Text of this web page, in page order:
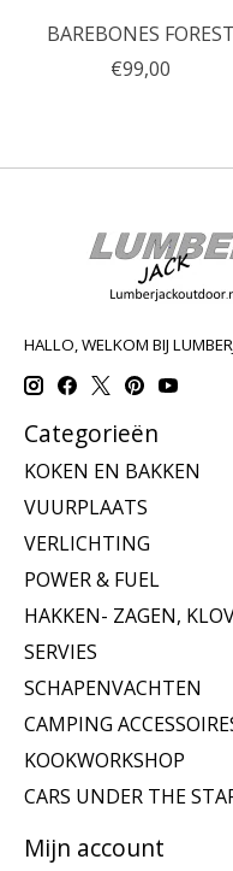
BAREBONES FOREST
€99,00
HALLO, WELKOM BIJ
Categorieën
KOKEN EN BAKKEN
VUURPLAATS
VERLICHTING
POWER & FUEL
HAKKEN- ZAGEN,
SERVIES
SCHAPENVACHTEN
CAMPING
KOOKWORKSHOP
CARS UNDER THE
Mijn account